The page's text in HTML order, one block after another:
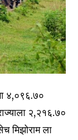
४,०९६.७०
२,२१६.७०
मिझोराम ला